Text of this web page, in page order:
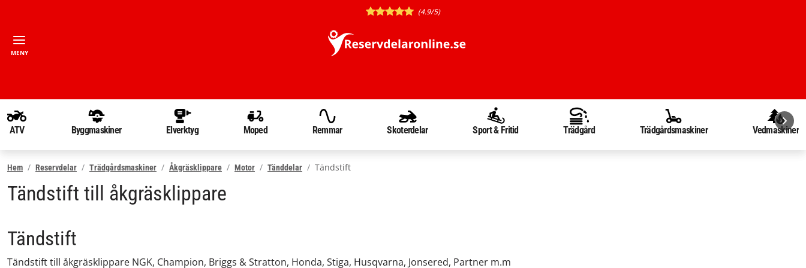
(4.9/5)
MENY
ATV Byggmaskiner Elverktyg Moped Remmar Skoterdelar Sport & Fritid Trädgård Trädgårdsmaskiner Vedmaskiner
Hem Reservdelar Trädgårdsmaskiner Åkgräsklippare Motor Tänddelar Tändstift
Tändstift till åkgräsklippare
Tändstift
Tändstift till åkgräsklippare NGK, Champion, Briggs & Stratton, Honda, Stiga, Husqvarna, Jonsered, Partner m.m